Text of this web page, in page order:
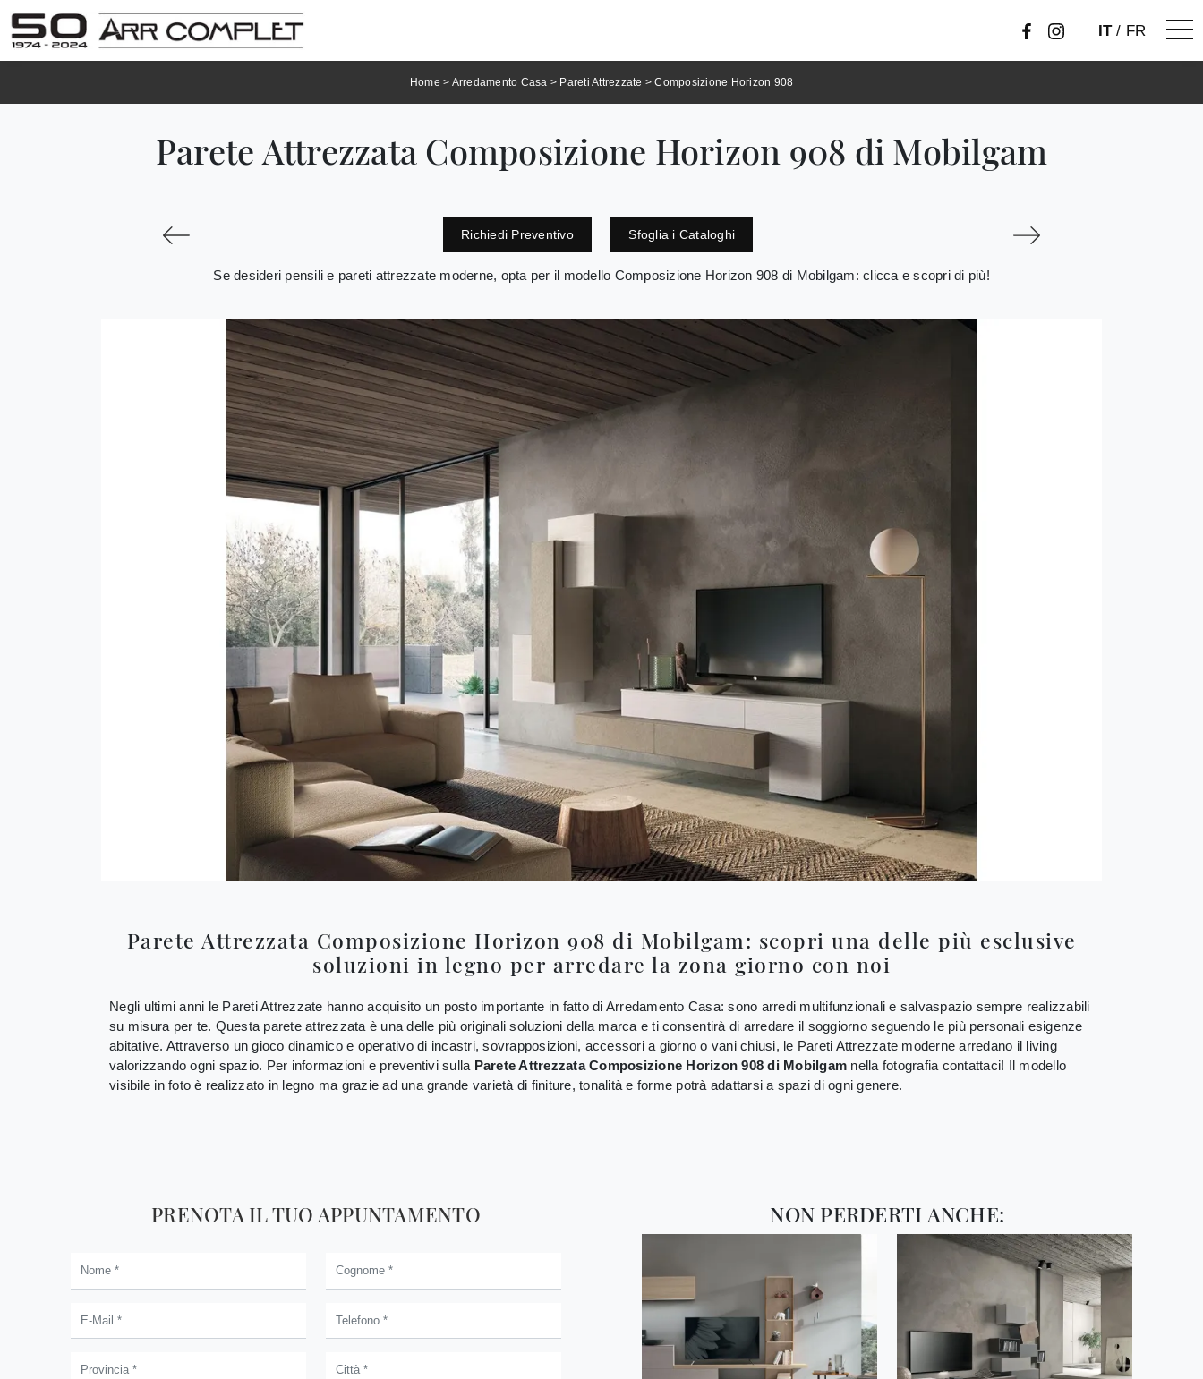
IT/ FR
Home > Arredamento Casa > Pareti Attrezzate >Composizione Horizon 908
Parete Attrezzata Composizione Horizon 908 di Mobilgam
Richiedi Preventivo Sfoglia i Cataloghi
Se desideri pensili e pareti attrezzate moderne, opta per il modello Composizione Horizon 908 di Mobilgam: clicca e scopri di più!
Parete Attrezzata Composizione Horizon 908 di Mobilgam: scopri una delle più esclusive
soluzioni in legno per arredare la zona giorno con noi
Negli ultimi anni le Pareti Attrezzate hanno acquisito un posto importante in fatto di Arredamento Casa: sono arredi multifunzionali e salvaspazio sempre realizzabili
su misura per te. Questa parete attrezzata è una delle più originali soluzioni della marca e ti consentirà di arredare il soggiorno seguendo le più personali esigenze
abitative. Attraverso un gioco dinamico e operativo di incastri, sovrapposizioni, accessori a giorno o vani chiusi, le Pareti Attrezzate moderne arredano il living
valorizzando ogni spazio. Per informazioni e preventivi sulla Parete Attrezzata Composizione Horizon 908 di Mobilgam nella fotografia contattaci! Il modello
visibile in foto è realizzato in legno ma grazie ad una grande varietà di finiture, tonalità e forme potrà adattarsi a spazi di ogni genere.
PRENOTA IL TUO APPUNTAMENTO NON PERDERTI ANCHE: